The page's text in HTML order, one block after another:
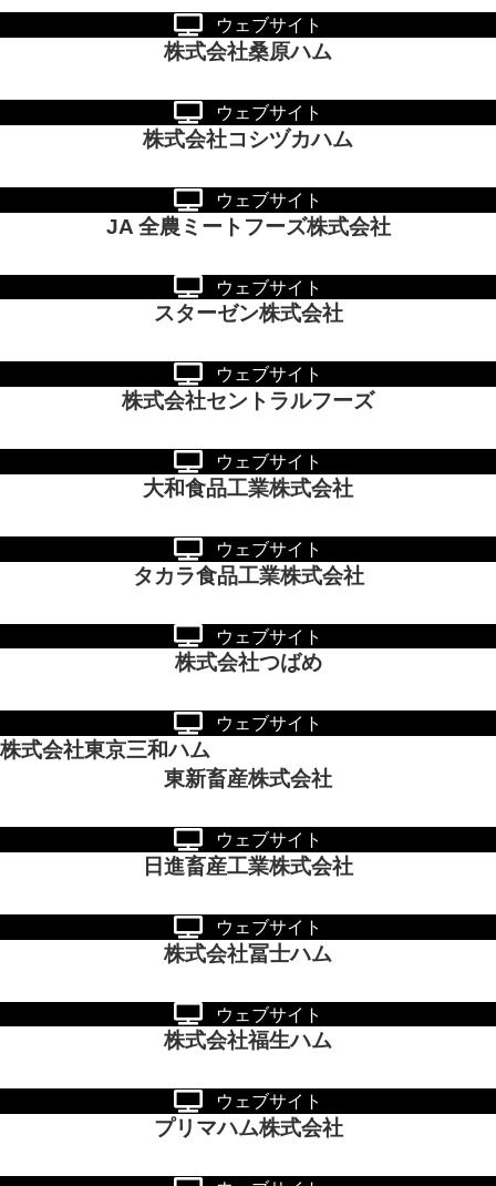
ウェブサイト
株式会社桑原ハム
ウェブサイト
株式会社コシヅカハム
ウェブサイト
JA 全農ミートフーズ株式会社
ウェブサイト
スターゼン株式会社
ウェブサイト
株式会社セントラルフーズ
ウェブサイト
大和食品工業株式会社
ウェブサイト
タカラ食品工業株式会社
ウェブサイト
株式会社つばめ
ウェブサイト
株式会社東京三和ハム
東新畜産株式会社
ウェブサイト
日進畜産工業株式会社
ウェブサイト
株式会社冨士ハム
ウェブサイト
株式会社福生ハム
ウェブサイト
プリマハム株式会社